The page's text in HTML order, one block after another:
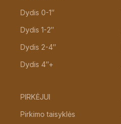
Dydis 0-1″
Dydis 1-2″
Dydis 2-4″
Dydis 4″+
PIRKĖJUI
Pirkimo taisyklės